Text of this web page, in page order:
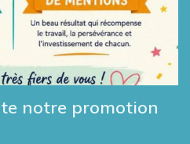
notre promotion